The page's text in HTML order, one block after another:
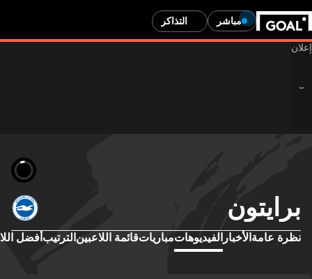
مباشر التذاكر
برايتون
نظرة عامة الأخبار الفيديوهاتمبارياتقائمة اللاعبين الترتيب أفضل